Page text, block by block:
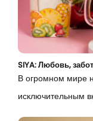
SIYA: Любовь,
В огромном мире
исключительным